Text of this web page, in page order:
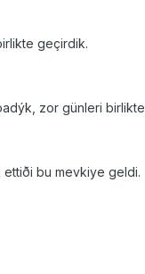
geçirdik.
zor günleri
bu mevkiye geldi.